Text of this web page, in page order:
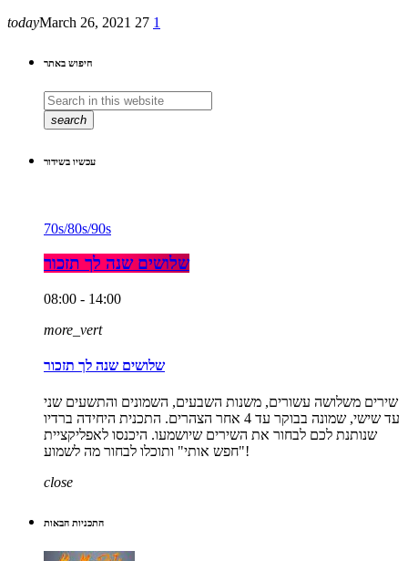
todayMarch 26, 2021 27 1
חיפוש באתר
search
עכשיו בשידור
70s/80s/90s
שלושים שנה לך תזכור
08:00 - 14:00
more_vert
שלושים שנה לך תזכור
שירים משלושה עשורים, משנות השבעים, השמונים והתשעים שני
עד שישי, שמונה בבוקר עד 4 אחר הצהרים. התכנית היחידה ברדיו
שנותנת לכם לבחור את השירים שיושמעו. היכנסו לאפליקציית
"חפש אותי" ותוכלו לבחור מה לשמוע!
close
התכניות הבאות